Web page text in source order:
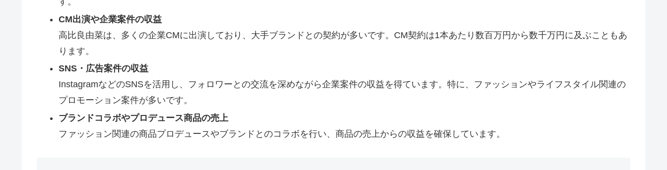
CM出演や企業案件の収益
高比良由菜は、多くの企業CMに出演しており、大手ブランドとの契約が多いです。CM契約は1本あたり数百万円から数千万円に及ぶこともあ
ります。
SNS・広告案件の収益
InstagramなどのSNSを活用し、フォロワーとの交流を深めながら企業案件の収益を得ています。特に、ファッションやライフスタイル関連の
プロモーション案件が多いです。
ブランドコラボやプロデュース商品の売上
ファッション関連の商品プロデュースやブランドとのコラボを行い、商品の売上からの収益を確保しています。